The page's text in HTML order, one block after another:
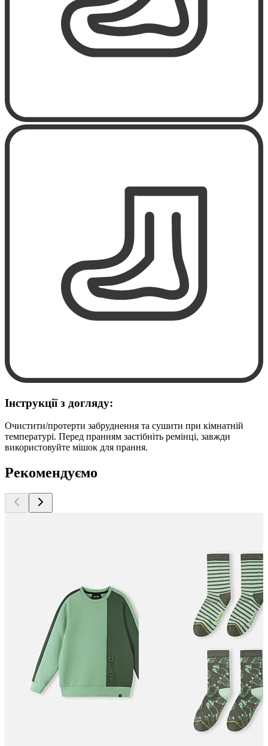
Інструкції з догляду:
Очистити/протерти забруднення та сушити при кімнатній
температурі. Перед пранням застібніть ремінці, завжди
використовуйте мішок для прання.
Рекомендуємо